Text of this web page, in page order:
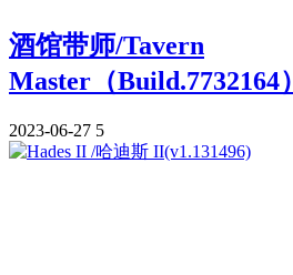
酒馆带师/Tavern
Master（Build.7732164）
2023-06-27 5